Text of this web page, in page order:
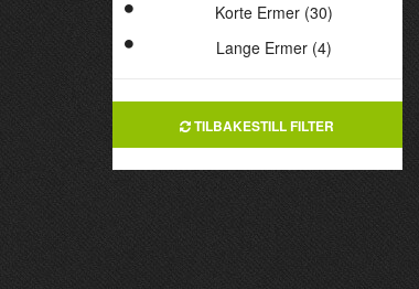
Korte Ermer (30)
Lange Ermer (4)
TILBAKESTILL FILTER